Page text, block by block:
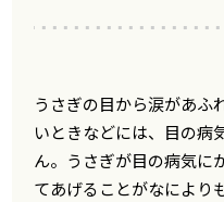
うさぎの目から涙があふ
いときなどには、目の病
ん。うさぎが目の病気に
てあげることがなにより